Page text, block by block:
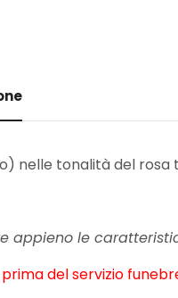
nelle tonalità del rosa
appieno le
del servizio